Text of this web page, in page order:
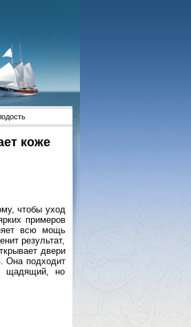
коже
чтобы уход
примеров
всю мощь
результат,
двери
Она подходит
щадящий, но